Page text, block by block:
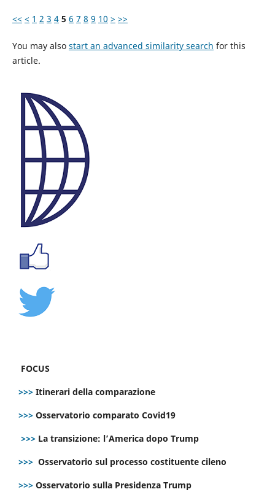
<< < 1 2 3 4 5 6 7 8 9 10 > >>
You may also start an advanced similarity search for this
article.
FOCUS
>>> Itinerari della comparazione
>>> Osservatorio comparato Covid19
>>> La transizione: l’America dopo Trump
>>> Osservatorio sul processo costituente cileno
>>> Osservatorio sulla Presidenza Trump